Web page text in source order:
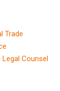
Trade
Counsel